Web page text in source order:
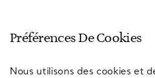
Préférences De Cookies
Nous utilisons des cookies et